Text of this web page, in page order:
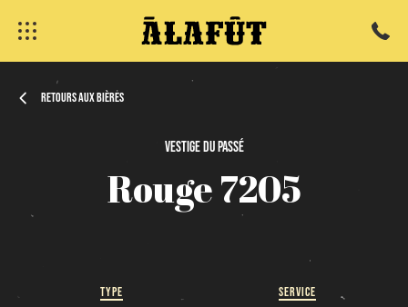
Retours aux bières
Vestigedupassé
Rouge7205
TYPE SERVICE